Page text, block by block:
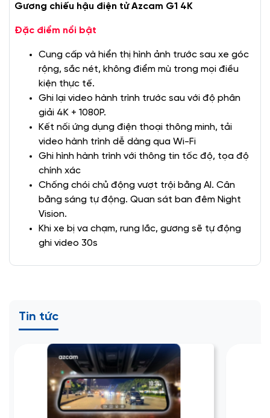
Gương chiếu hậu điện tử Azcam G1 4K
Đặc điểm nổi bật
Cung cấp và hiển thị hình ảnh trước sau xe góc
rộng, sắc nét, không điểm mù trong mọi điều
kiện thực tế.
Ghi lại video hành trình trước sau với độ phân
giải 4K + 1080P.
Kết nối ứng dụng điện thoại thông minh, tải
video hành trình dễ dàng qua Wi-Fi
Ghi hình hành trình với thông tin tốc độ, tọa độ
chính xác
Chống chói chủ động vượt trội bằng AI. Cân
bằng sáng tự động. Quan sát ban đêm Night
Vision.
Khi xe bị va chạm, rung lắc, gương sẽ tự động
ghi video 30s
Tin tức